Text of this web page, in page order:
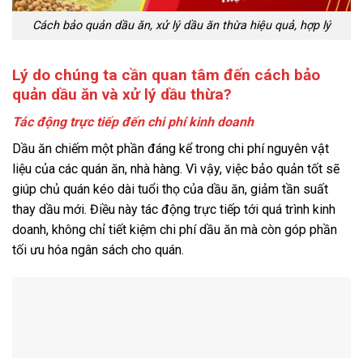
Cách bảo quản dầu ăn, xử lý dầu ăn thừa hiệu quả, hợp lý
Lý do chúng ta cần quan tâm đến cách bảo
quản dầu ăn và xử lý dầu thừa?
Tác động trực tiếp đến chi phí kinh doanh
Dầu ăn chiếm một phần đáng kể trong chi phí nguyên vật
liệu của các quán ăn, nhà hàng. Vì vậy, việc bảo quản tốt sẽ
giúp chủ quán kéo dài tuổi thọ của dầu ăn, giảm tần suất
thay dầu mới. Điều này tác động trực tiếp tới quá trình kinh
doanh, không chỉ tiết kiệm chi phí dầu ăn mà còn góp phần
tối ưu hóa ngân sách cho quán.